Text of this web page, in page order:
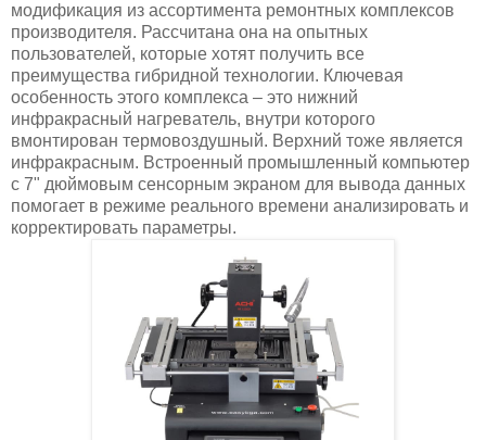
модификация из ассортимента ремонтных комплексов
производителя. Рассчитана она на опытных
пользователей, которые хотят получить все
преимущества гибридной технологии. Ключевая
особенность этого комплекса – это нижний
инфракрасный нагреватель, внутри которого
вмонтирован термовоздушный. Верхний тоже является
инфракрасным. Встроенный промышленный компьютер
с 7" дюймовым сенсорным экраном для вывода данных
помогает в режиме реального времени анализировать и
корректировать параметры.